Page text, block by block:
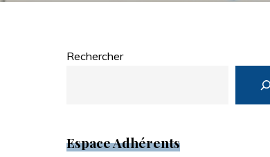
Rechercher
Espace Adhérents